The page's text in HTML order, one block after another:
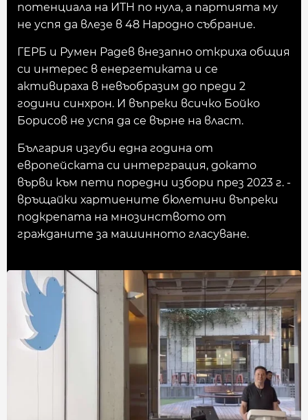
потенциала на ИТН по нула, а партията му
не успя да влезе в 48 Народно събрание.
ГЕРБ и Румен Радев внезапно откриха общия
си интерес в енергетиката и се
активираха в невъобразим до преди 2
години синхрон. И въпреки всичко Бойко
Борисов не успя да се върне на власт.
България изгуби една година от
европейската си интерграция, докато
върви към пети поредни избори през 2023 г. -
връщайки хартиените бюлетини въпреки
подкрепата на мнозинството от
гражданите за машинното гласуване.